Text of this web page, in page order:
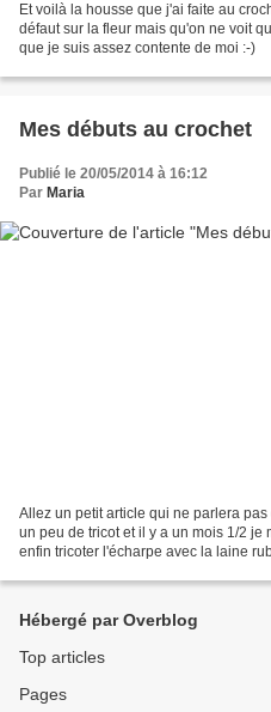
Et voilà la housse que j'ai faite au
défaut sur la fleur mais qu'on ne voit
que je suis assez contente de moi :-)
Mes débuts au crochet
Publié le 20/05/2014 à 16:12
Par Maria
Allez un petit article qui ne parlera
un peu de tricot et il y a un mois 1/2 je
enfin tricoter l'écharpe avec la laine
Hébergé par Overblog
Top articles
Pages